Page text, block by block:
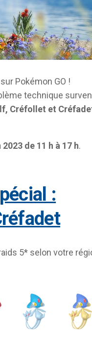
Pokémon GO !
technique
Créfollet et
de 11 h à 17 h.
5* selon votre